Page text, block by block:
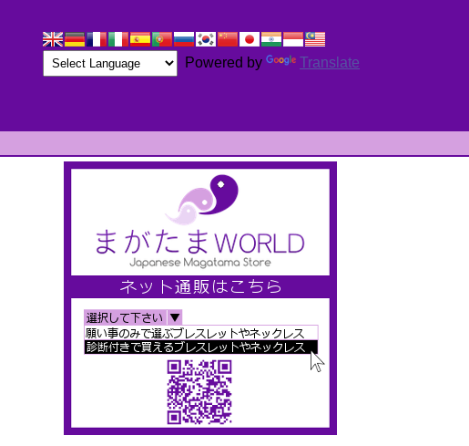
Powered by Translate